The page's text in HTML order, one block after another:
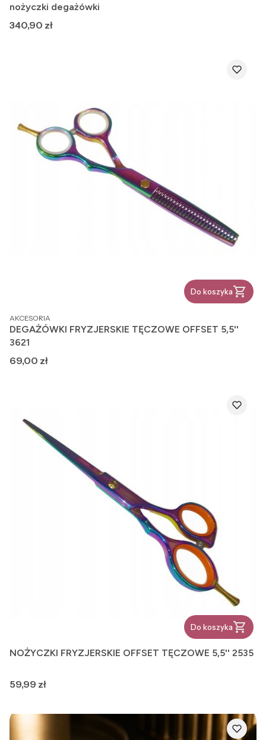
nożyczki degażówki
Cena
340,90 zł
Do koszyka
PRODUCENT
AKCESORIA
DEGAŻÓWKI FRYZJERSKIE TĘCZOWE OFFSET 5,5''
3621
Cena
69,00 zł
Do koszyka
NOŻYCZKI FRYZJERSKIE OFFSET TĘCZOWE 5,5'' 2535
Cena
59,99 zł